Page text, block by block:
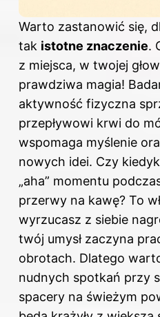
Warto zastanowić się,
tak istotne znaczenie.
z miejsca, w twojej
prawdziwa magia!
aktywność fizyczna
przepływowi krwi do
wspomaga myślenie
nowych idei. Czy
„aha” momentu
przerwy na kawę? To
wyrzucasz z siebie
twój umysł zaczyna
obrotach. Dlatego
nudnych spotkań przy
spacery na świeżym